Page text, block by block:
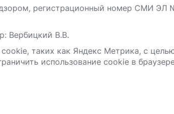
регистрационный номер СМИ ЭЛ
Вербицкий В.В.
таких как Яндекс Метрика, с
использование сооkіе в